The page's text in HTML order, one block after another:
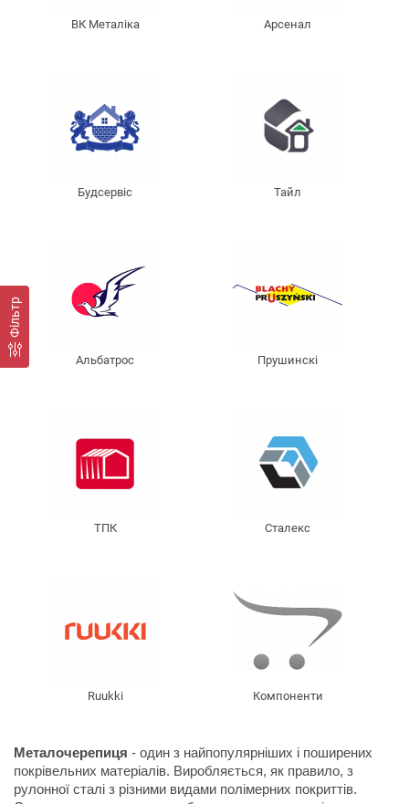
Фільтр
ВК Металіка Арсенал
Будсервіс Тайл
Альбатрос Прушинскі
ТПК Сталекс
Ruukki Компоненти
Металочерепиця - один з найпопулярніших і поширених
покрівельних матеріалів. Виробляється, як правило, з
рулонної сталі з різними видами полімерних покриттів.